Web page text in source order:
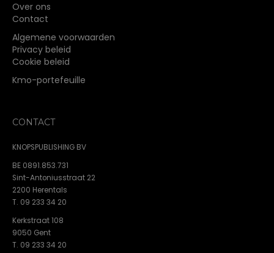
Over ons
Contact
Algemene voorwaarden
Privacy beleid
Cookie beleid
Kmo-portefeuille
CONTACT
KNOPSPUBLISHING BV
BE 0891.853.731
Sint-Antoniusstraat 22
2200 Herentals
T. 09 233 34 20
Kerkstraat 108
9050 Gent
T. 09 233 34 20